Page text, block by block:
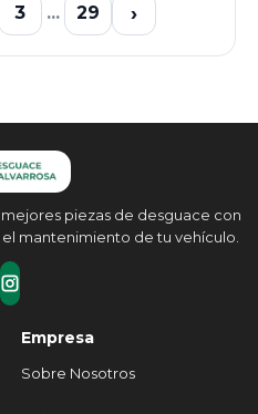
3 ... 29 ›
piezas de desguace con
mantenimiento de tu vehículo.
Empresa
Sobre Nosotros